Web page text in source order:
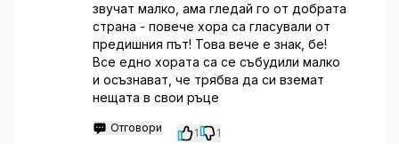
звучат малко, ама гледай го от добрата
страна - повече хора са гласували от
предишния път! Това вече е знак, бе!
Все едно хората са се събудили малко
и осъзнават, че трябва да си вземат
нещата в свои ръце
Отговори 1 1